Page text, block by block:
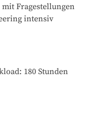
Fragestellungen
intensiv
: 180 Stunden